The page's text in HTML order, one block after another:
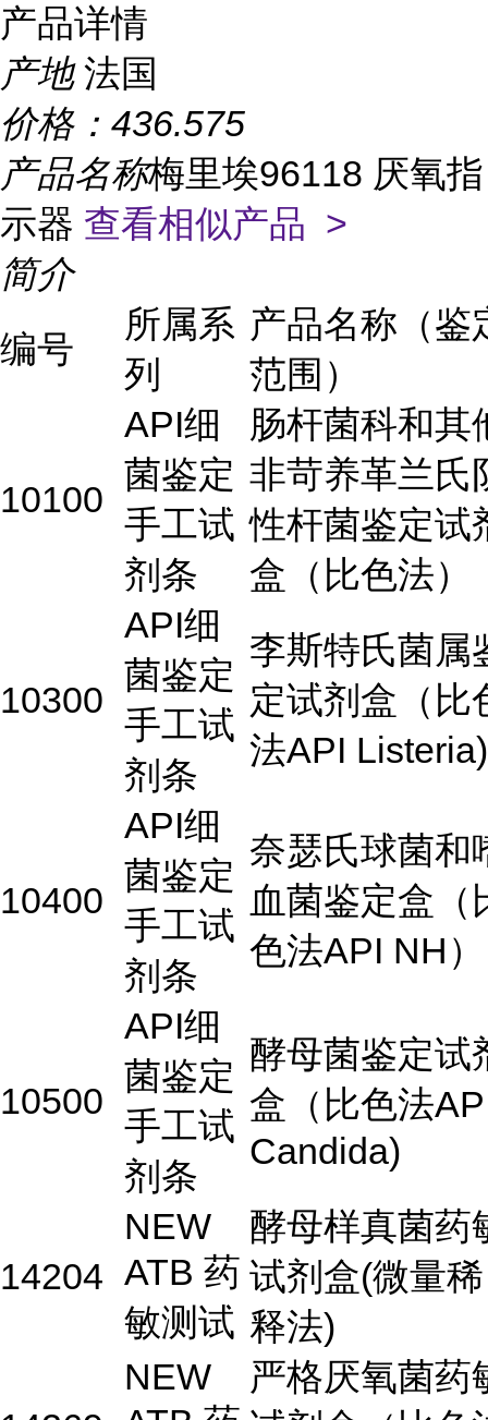
产品详情
产地 法国
价格： 436.575
产品名称梅里埃96118 厌氧指
示器 查看相似产品 >
简介
编号
所属系
列
产品名称（鉴
范围）
10100
API细
菌鉴定
手工试
剂条
肠杆菌科和其
非苛养革兰氏
性杆菌鉴定试
盒（比色法）
10300
API细
菌鉴定
手工试
剂条
李斯特氏菌属
定试剂盒（比
法API Listeria)
10400
API细
菌鉴定
手工试
剂条
奈瑟氏球菌和
血菌鉴定盒（
色法API NH）
10500
API细
菌鉴定
手工试
剂条
酵母菌鉴定试
盒（比色法
Candida)
14204
NEW
ATB 药
敏测试
酵母样真菌药
试剂盒(微量稀
释法)
NEW
严格厌氧菌药